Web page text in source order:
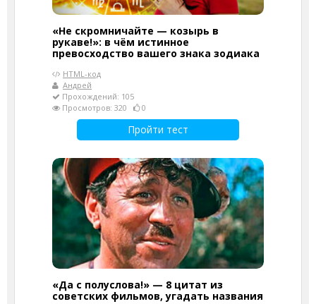
«Не скромничайте — козырь в
рукаве!»: в чём истинное
превосходство вашего знака зодиака
HTML-код
Андрей
Прохождений: 105
Просмотров: 320
0
Пройти тест
«Да с полуслова!» — 8 цитат из
советских фильмов, угадать названия